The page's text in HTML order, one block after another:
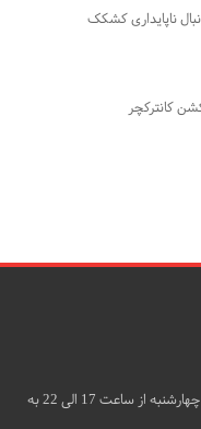
ناپایداری کشکک
کانترکچر
مراجعین محترم می توانند روزهای شنبه، دوشنبه و چهارشنبه از ساعت 17 الی 22 به